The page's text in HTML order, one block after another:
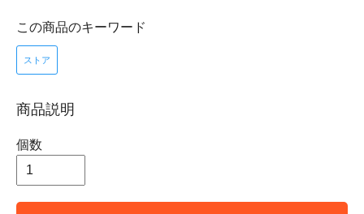
この商品のキーワード
ストア
商品説明
個数